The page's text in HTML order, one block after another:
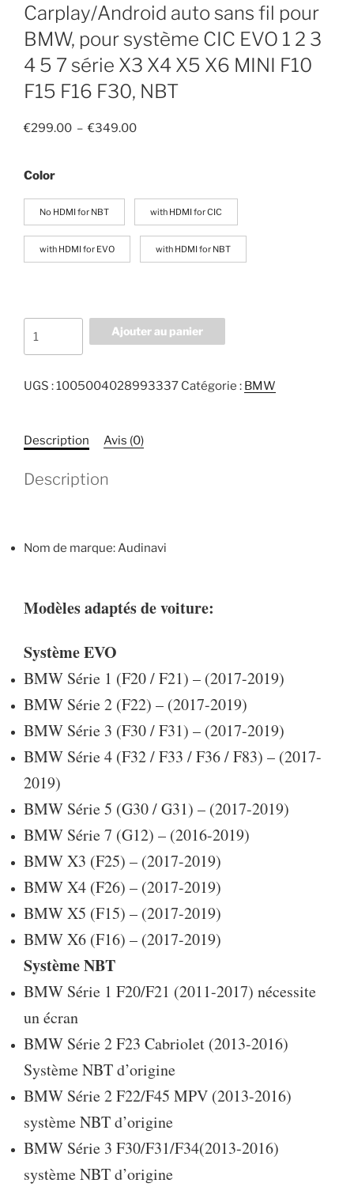
Carplay/Android auto sans fil pour
BMW, pour système CIC EVO 1 2 3
4 5 7 série X3 X4 X5 X6 MINI F10
F15 F16 F30, NBT
€299.00 – €349.00Plage
à
€349.00
Color
No HDMI for NBT with HDMI for CIC
with HDMI for EVO with HDMI for NBT
de
auto
pour
pour
1
4
7
X3
X4
X5
MINI
F10
F15
F30,
NBT
Ajouter au panier
UGS :1005004028993337 Catégorie : BMW
Description Avis (0)
Description
Nom de marque: Audinavi
Modèles adaptés de voiture:
Système EVO
BMW Série 1 (F20 / F21) – (2017-2019)
BMW Série 2 (F22) – (2017-2019)
BMW Série 3 (F30 / F31) – (2017-2019)
BMW Série 4 (F32 / F33 / F36 / F83) – (2017-
2019)
BMW Série 5 (G30 / G31) – (2017-2019)
BMW Série 7 (G12) – (2016-2019)
BMW X3 (F25) – (2017-2019)
BMW X4 (F26) – (2017-2019)
BMW X5 (F15) – (2017-2019)
BMW X6 (F16) – (2017-2019)
Système NBT
BMW Série 1 F20/F21 (2011-2017) nécessite
un écran
BMW Série 2 F23 Cabriolet (2013-2016)
Système NBT d’origine
BMW Série 2 F22/F45 MPV (2013-2016)
système NBT d’origine
BMW Série 3 F30/F31/F34(2013-2016)
système NBT d’origine